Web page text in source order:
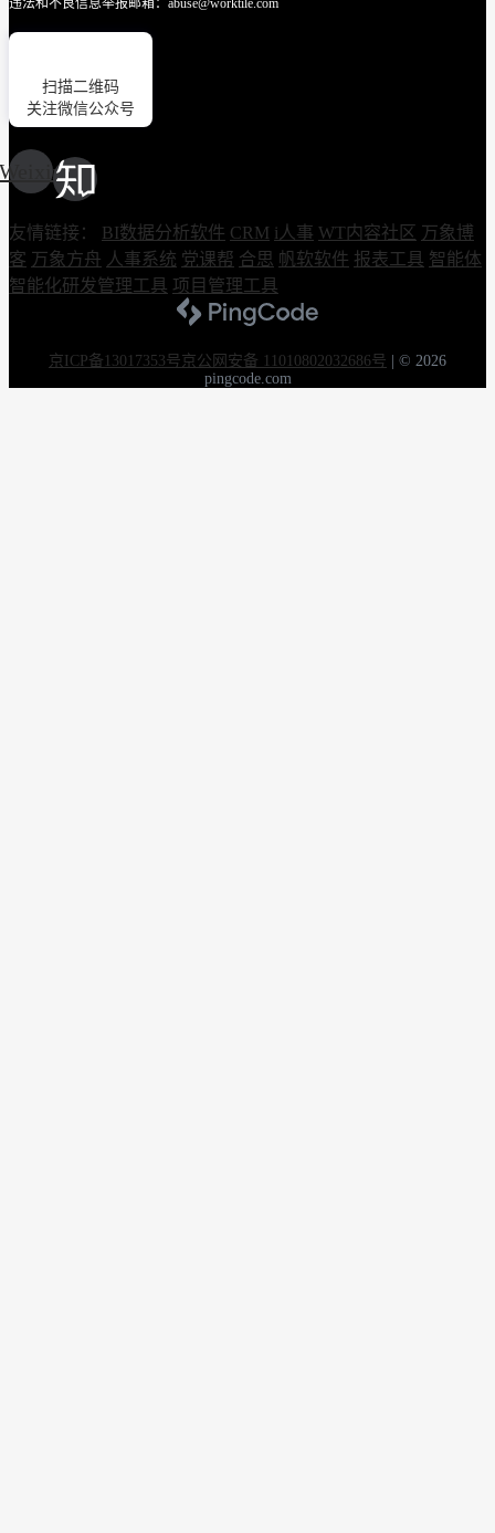
违法和不良信息举报邮箱：abuse@worktile.com
扫描二维码
关注微信公众号
Weixin
友情链接： BI数据分析软件 CRM i人事 WT内容社区 万象博
客 万象方舟 人事系统 党课帮 合思 帆软软件 报表工具 智能体
智能化研发管理工具 项目管理工具
京ICP备13017353号京公网安备 11010802032686号
© 2026
pingcode.com